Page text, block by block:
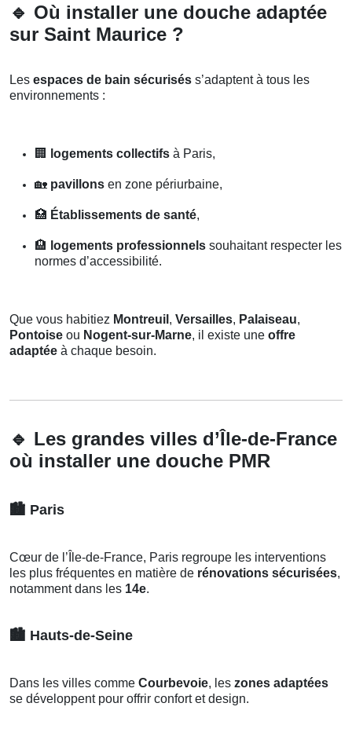
🔹 Où installer une douche adaptée
sur Saint Maurice ?
Les espaces de bain sécurisés s’adaptent à tous les
environnements :
🏢 logements collectifs à Paris,
🏡 pavillons en zone périurbaine,
🏥 Établissements de santé,
🏨 logements professionnels souhaitant respecter les
normes d’accessibilité.
Que vous habitiez Montreuil , Versailles, Palaiseau,
Pontoise ou Nogent-sur-Marne, il existe une offre
adaptée à chaque besoin.
🔹 Les grandes villes d’Île-de-France
où installer une douche PMR
🏙️ Paris
Cœur de l’Île-de-France, Paris regroupe les interventions
les plus fréquentes en matière de rénovations sécurisées,
notamment dans les 14e.
🏙️ Hauts-de-Seine
Dans les villes comme Courbevoie, les zones adaptées
se développent pour offrir confort et design.